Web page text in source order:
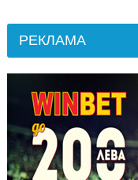
РЕКЛАМА